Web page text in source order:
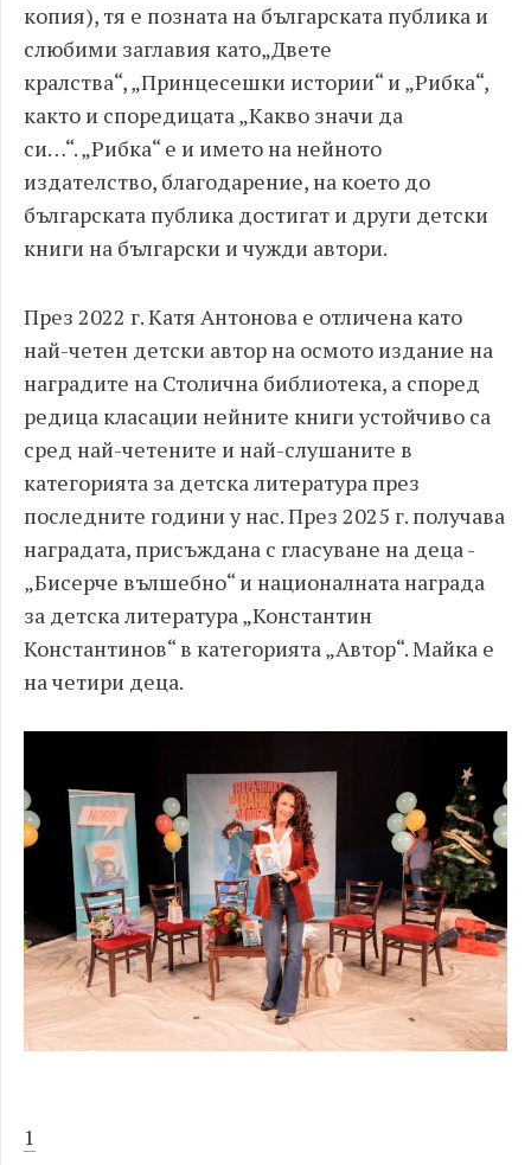
копия), тя е позната на българската публика и
слюбими заглавия като„Двете
кралства“,„Принцесешки истории“ и „Рибка“,
както и споредицата „Какво значи да
си…“.„Рибка“ e и името на нейното
издателство, благодарение, на което до
българската публика достигат и други детски
книги на български и чужди автори.
През 2022 г. Катя Антонова е отличена като
най-четен детски автор на осмото издание на
наградите на Столична библиотека, а според
редица класации нейните книги устойчиво са
сред най-четените и най-слушаните в
категорията за детска литература през
последните години у нас.През 2025 г. получава
наградата, присъждана с гласуване на деца -
„Бисерче вълшебно“ и националната награда
за детска литература „Константин
Константинов“ в категорията „Автор“.Майка е
на четири деца.
1